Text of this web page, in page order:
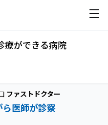
療ができる病院
ファストドクター
医師が診察